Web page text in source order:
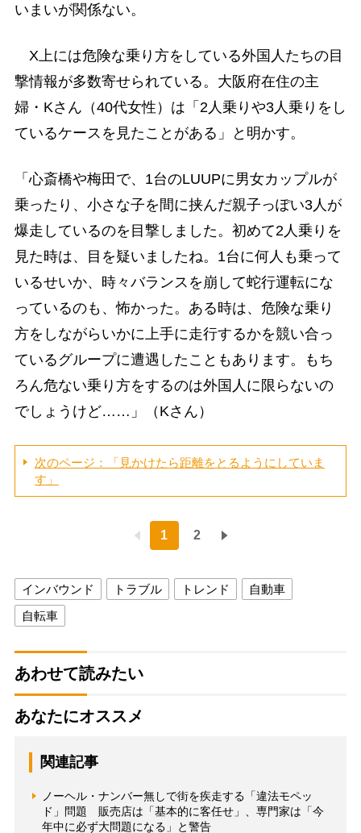
いまいが関係ない。
X上には危険な乗り方をしている外国人たちの目
撃情報が多数寄せられている。大阪府在住の主
婦・Kさん（40代女性）は「2人乗りや3人乗りをし
ているケースを見たことがある」と明かす。
「心斎橋や梅田で、1台のLUUPに男女カップルが
乗ったり、小さな子を間に挟んだ親子っぽい3人が
爆走しているのを目撃しました。初めて2人乗りを
見た時は、目を疑いましたね。1台に何人も乗って
いるせいか、時々バランスを崩して蛇行運転にな
っているのも、怖かった。ある時は、危険な乗り
方をしながらいかに上手に走行するかを競い合っ
ているグループに遭遇したこともあります。もち
ろん危ない乗り方をするのは外国人に限らないの
でしょうけど……」（Kさん）
次のページ：「見かけたら距離をとるようにしていま
す」
1 2
インバウンド トラブル トレンド
自動車
自転車
あわせて読みたい
あなたにオススメ
関連記事
ノーヘル・ナンバー無しで街を疾走する「違法モペッ
ド」問題 販売店は「基本的に客任せ」、専門家は「今
年中に必ず大問題になる」と警告